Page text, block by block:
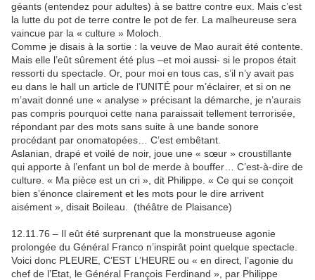
géants (entendez pour adultes) à se battre contre eux. Mais c’est
la lutte du pot de terre contre le pot de fer. La malheureuse sera
vaincue par la « culture » Moloch.
Comme je disais à la sortie : la veuve de Mao aurait été contente.
Mais elle l’eût sûrement été plus –et moi aussi- si le propos était
ressorti du spectacle. Or, pour moi en tous cas, s’il n’y avait pas
eu dans le hall un article de l’UNITÉ pour m’éclairer, et si on ne
m’avait donné une « analyse » précisant la démarche, je n’aurais
pas compris pourquoi cette nana paraissait tellement terrorisée,
répondant par des mots sans suite à une bande sonore
procédant par onomatopées… C’est embêtant.
Aslanian, drapé et voilé de noir, joue une « sœur » croustillante
qui apporte à l’enfant un bol de merde à bouffer… C’est-à-dire de
culture. « Ma pièce est un cri », dit Philippe. « Ce qui se conçoit
bien s’énonce clairement et les mots pour le dire arrivent
aisément », disait Boileau. (théâtre de Plaisance)
12.11.76 – Il eût été surprenant que la monstrueuse agonie
prolongée du Général Franco n’inspirât point quelque spectacle.
Voici donc PLEURE, C’EST L’HEURE ou « en direct, l’agonie du
chef de l’Etat, le Général François Ferdinand », par Philippe